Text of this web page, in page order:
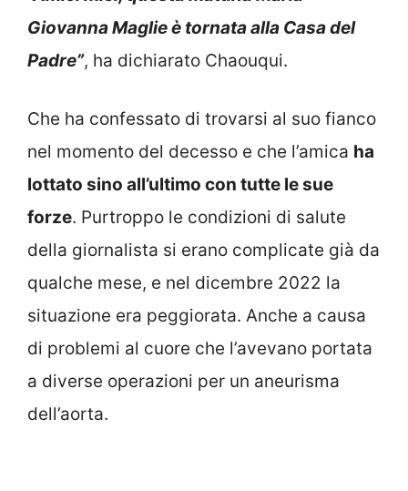
Giovanna Maglie è tornata alla Casa del
Padre”, ha dichiarato Chaouqui.
Che ha confessato di trovarsi al suo fianco
nel momento del decesso e che l’amica ha
lottato sino all’ultimo con tutte le sue
forze. Purtroppo le condizioni di salute
della giornalista si erano complicate già da
qualche mese, e nel dicembre 2022 la
situazione era peggiorata. Anche a causa
di problemi al cuore che l’avevano portata
a diverse operazioni per un aneurisma
dell’aorta.